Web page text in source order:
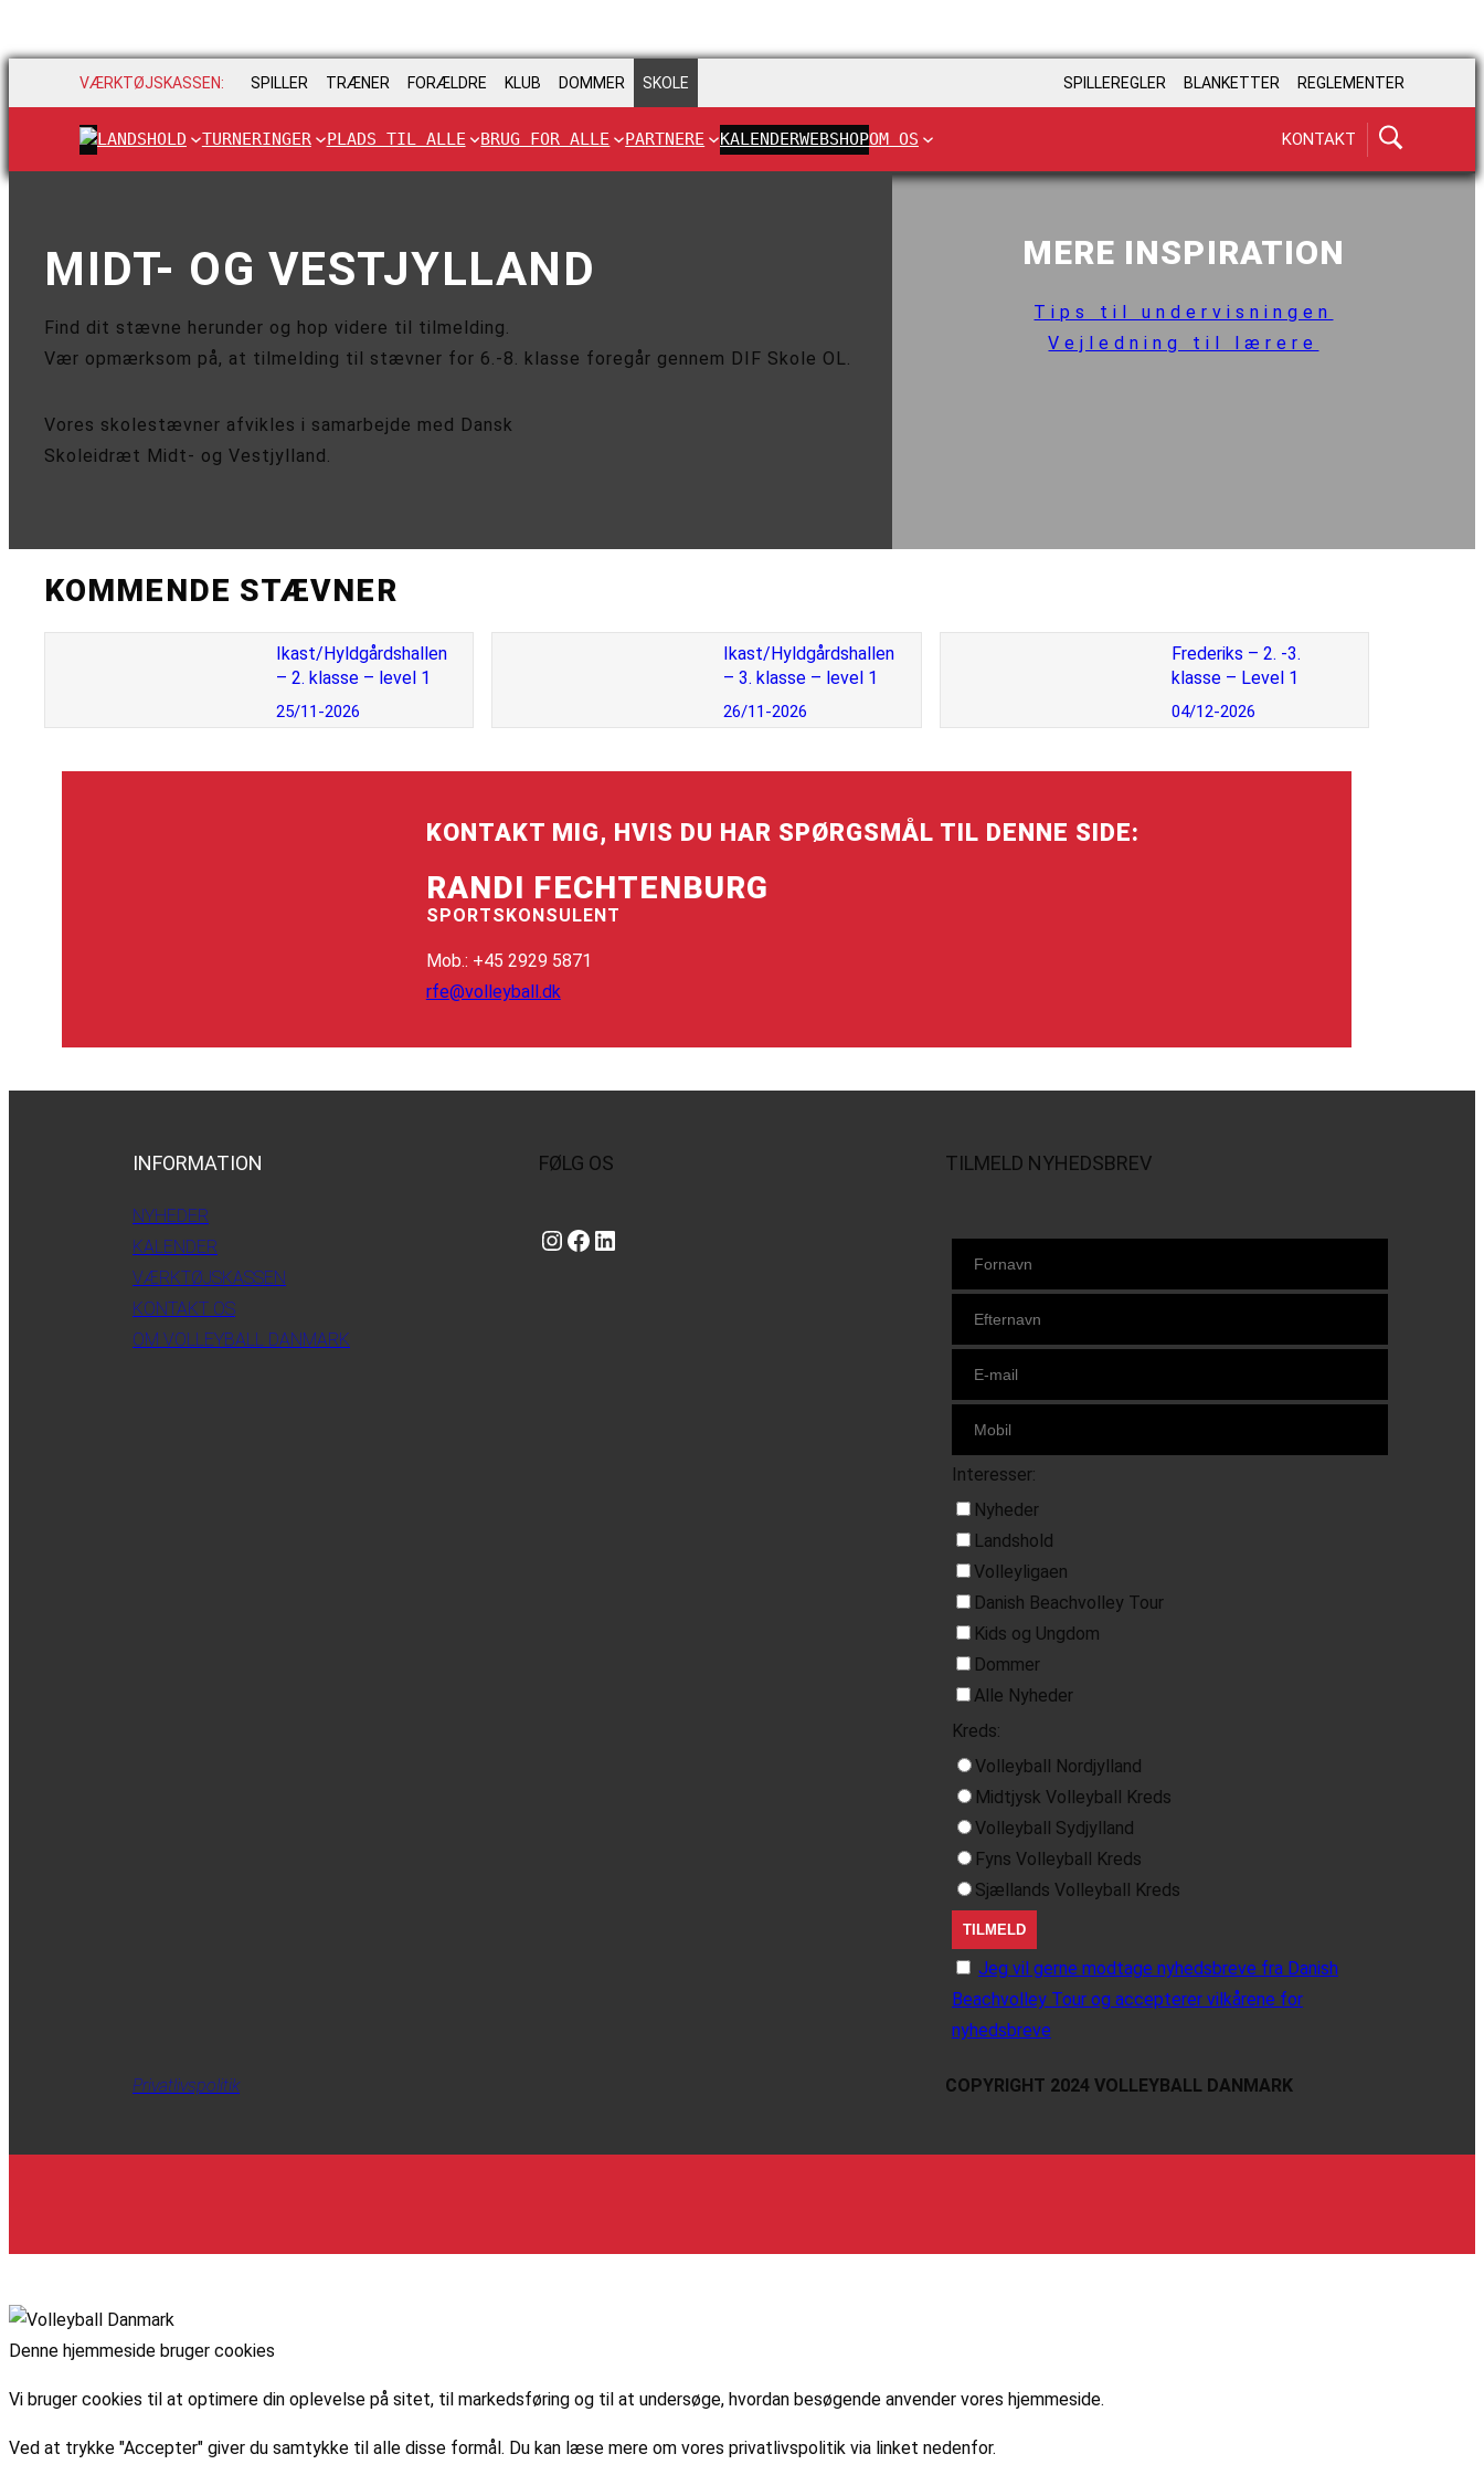
VÆRKTØJSKASSEN: SPILLER TRÆNER FORÆLDRE KLUB DOMMER SKOLE SPILLEREGLER BLANKETTER REGLEMENTER
LANDSHOLD TURNERINGER PLADS TIL ALLE BRUG FOR ALLE PARTNERE KALENDERWEBSHOPOM OS KONTAKT
MIDT- OG VESTJYLLAND
Find dit stævne herunder og hop videre til tilmelding.
Vær opmærksom på, at tilmelding til stævner for 6.-8. klasse foregår gennem DIF Skole OL.
Vores skolestævner afvikles i samarbejde med Dansk
Skoleidræt Midt- og Vestjylland.
MERE INSPIRATION
Tips til undervisningen
Vejledning til lærere
KOMMENDE STÆVNER
Ikast/Hyldgårdshallen
– 2. klasse – level 1
25/11-2026
Ikast/Hyldgårdshallen
– 3. klasse – level 1
26/11-2026
Frederiks – 2. -3.
klasse – Level 1
04/12-2026
KONTAKT MIG, HVIS DU HAR SPØRGSMÅL TIL DENNE SIDE:
RANDI FECHTENBURG
SPORTSKONSULENT
Mob.: +45 2929 5871
rfe@volleyball.dk
INFORMATION
NYHEDER
KALENDER
VÆRKTØJSKASSEN
KONTAKT OS
OM VOLLEYBALL DANMARK
FØLG OS
Instagram https://www.facebook.com/danishbeachvolleytour LinkedIn
TILMELD NYHEDSBREV
Interesser:
Nyheder
Landshold
Volleyligaen
Danish Beachvolley Tour
Kids og Ungdom
Dommer
Alle Nyheder
Kreds:
Volleyball Nordjylland
Midtjysk Volleyball Kreds
Volleyball Sydjylland
Fyns Volleyball Kreds
Sjællands Volleyball Kreds
Jeg vil gerne modtage nyhedsbreve fra Danish
Beachvolley Tour og accepterer vilkårene for
nyhedsbreve
Privatlivspolitik COPYRIGHT 2024 VOLLEYBALL DANMARK
Denne hjemmeside bruger cookies
Vi bruger cookies til at optimere din oplevelse på sitet, til markedsføring og til at undersøge, hvordan besøgende anvender vores hjemmeside.
Ved at trykke "Accepter" giver du samtykke til alle disse formål. Du kan læse mere om vores privatlivspolitik via linket nedenfor.